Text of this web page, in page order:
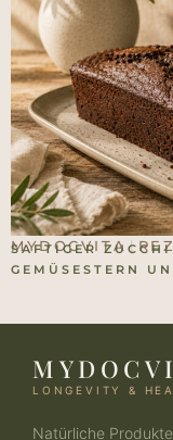
MYDOCVITA |
SAFTIGER
GEMÜSESTERN
LONGEVITY &
Natürliche